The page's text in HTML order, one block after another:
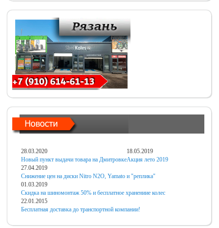
28.03.2020
Новый пункт выдачи товара на Дмитровке
18.05.2019
Акция лето 2019
27.04.2019
Снижение цен на диски Nitro N2O, Yamato и "реплика"
01.03.2019
Скидка на шиномонтаж 50% и бесплатное хранениие колес
22.01.2015
Бесплатная доставка до транспортной компании!